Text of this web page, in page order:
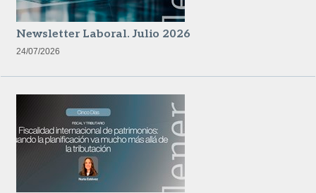
Newsletter Laboral. Julio 2026
24/07/2026